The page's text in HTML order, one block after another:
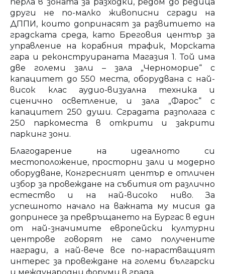
други не по-малко живописни сгради на
ДППИ, които допринасят за развитието на
градската среда, като Бреговия център за
управление на корабния трафик, Морската
гара и реконструираната Магазия 1. Той има
две големи зали – зала „Черноморие“ с
капацитет до 550 места, оборудвана с най-
висок клас аудио-визуална техника и
сценично осветление, и зала „Фарос“ с
капацитет 250 души. Сградата разполага с
250 паркоместа в открити и закрити
паркинг зони.
Благодарение на идеалното си
местоположение, просторни зали и модерно
оборудване, Конгресният център е отличен
избор за провеждане на събития от различно
естество и на най-високо ниво. За
успешното начало на важната му мисия да
допринесе за превръщането на Бургас в един
от най-значимите европейски културни
центрове говорят не само получените
награди, а най-вече все по-нарастващият
интерес за провеждане на големи български